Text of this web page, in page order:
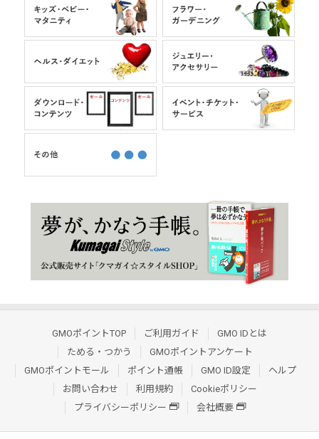
GMOポイントTOP ご利用ガイド
GMO IDとは
ためる・つかう
GMOポイントアンケート
GMOポイントモール
ポイント通帳 GMO ID設定
ヘルプ
お問い合わせ
利用規約
Cookieポリシー
プライバシーポリシー
会社概要